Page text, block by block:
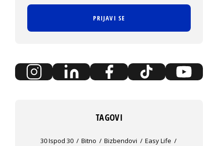
PRIJAVI SE
TAGOVI
30 Ispod 30 Bitno Bizbendovi
Easy Life